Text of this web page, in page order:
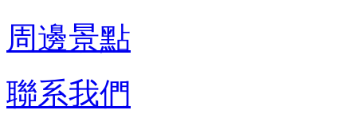
周邊景點
聯系我們